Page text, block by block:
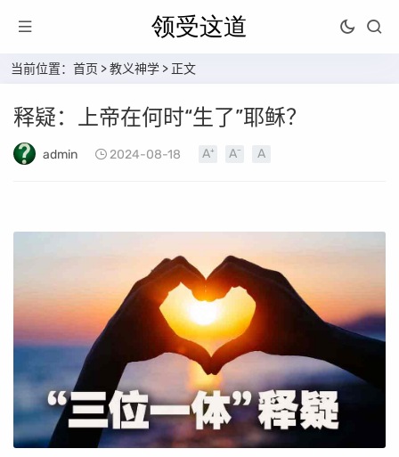
当前位置： 首页 >教义神学 > 正文
释疑：上帝在何时“生了”耶稣？
admin 2024-08-18